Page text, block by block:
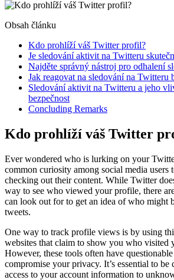
Obsah článku
Kdo prohlíží váš Twitter profil?
Je sledování aktivit na Twitteru
Najděte správný nástroj pro odhalení
Jak reagovat na sledování na Twitteru
Sledování aktivit na Twitteru a jeho
bezpečnost
Concluding Remarks
Kdo prohlíží váš Twitter
Ever wondered who is lurking on your
common curiosity among social media users
checking out their content. While Twitter
way to see who viewed your profile, there
can look out for to get an idea of who might
tweets.
One way to track profile views is by using
websites that claim to show you who visited
However, these tools often have
compromise your privacy. It’s essential to
access to your account information to